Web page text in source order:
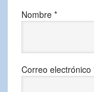
Nombre *
Correo electrónico